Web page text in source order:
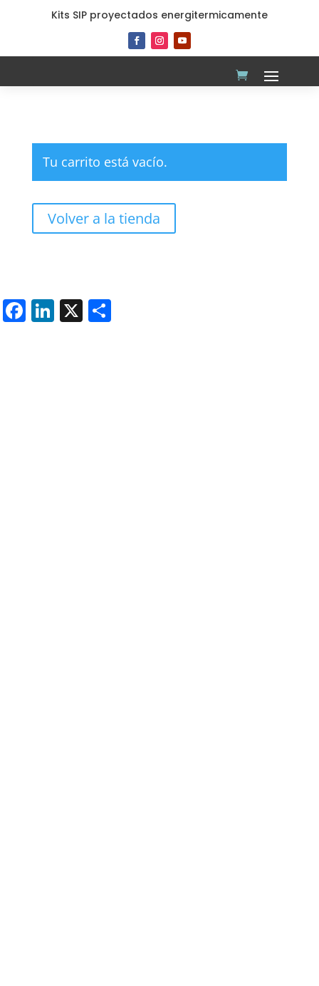
Kits SIP proyectados energitermicamente
Tu carrito está vacío.
Volver a la tienda
Facebook
LinkedIn
X